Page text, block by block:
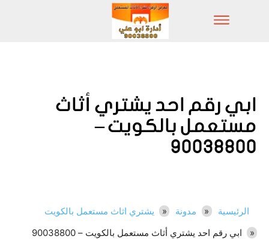
ابي رقم احد يشتري أثاث
مستعمل بالكويت –
90038800
الرئيسية مدونة
يشتري اثاث مستعمل بالكويت
ابي رقم احد يشتري أثاث مستعمل بالكويت – 90038800